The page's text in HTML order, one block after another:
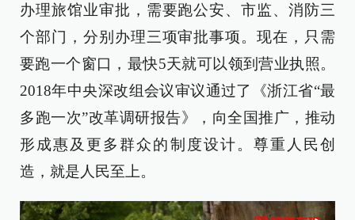
办理旅馆业审批，需要跑公安、市监、消防三
个部门，分别办理三项审批事项。现在，只需
要跑一个窗口，最快5天就可以领到营业执照。
2018年中央深改组会议审议通过了《浙江省“最
多跑一次”改革调研报告》，向全国推广，推动
形成惠及更多群众的制度设计。尊重人民创
造，就是人民至上。